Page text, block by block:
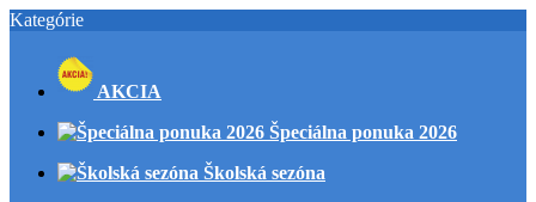
Kategórie
AKCIA
Špeciálna ponuka 2026
Školská sezóna